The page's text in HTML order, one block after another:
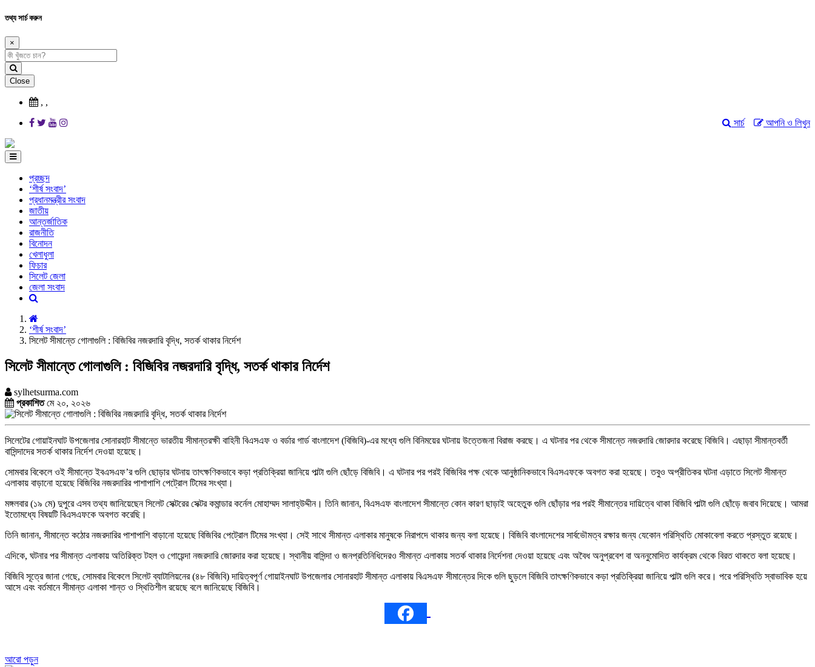
তথ্য সার্চ করুন
×
Close
, ,
আপনি ও লিখুন
সার্চ
প্রচ্ছদ
‘শীর্ষ সংবাদ’
প্রধানমন্ত্রীর সংবাদ
জাতীয়
আন্তর্জাতিক
রাজনীতি
বিনোদন
খেলাধুলা
ফিচার
সিলেট জেলা
জেলা সংবাদ
‘শীর্ষ সংবাদ’
সিলেট সীমান্তে গোলাগুলি : বিজিবির নজরদারি বৃদ্ধি, সতর্ক থাকার নির্দেশ
সিলেট সীমান্তে গোলাগুলি : বিজিবির নজরদারি বৃদ্ধি, সতর্ক থাকার নির্দেশ
sylhetsurma.com
প্রকাশিতমে ২০, ২০২৬
সিলেটের গোয়াইনঘাট উপজেলার সোনারহাট সীমান্তে ভারতীয় সীমান্তরক্ষী বাহিনী বিএসএফ ও বর্ডার গার্ড বাংলাদেশ (বিজিবি)-এর মধ্যে গুলি বিনিময়ের ঘটনায় উত্তেজনা বিরাজ করছে। এ ঘটনার পর থেকে সীমান্তে নজরদারি জোরদার করেছে বিজিবি। এছাড়া সীমান্তবর্তী
বাসিন্দাদের সতর্ক থাকার নির্দেশ দেওয়া হয়েছে।
সোমবার বিকেলে ওই সীমান্তে ইবএসএফ’র গুলি ছোড়ার ঘটনায় তাৎক্ষণিকভাবে কড়া প্রতিক্রিয়া জানিয়ে পাল্টা গুলি ছোঁড়ে বিজিবি। এ ঘটনার পর পরই বিজিবির পক্ষ থেকে আনুষ্ঠানিকভাবে বিএসএফকে অবগত করা হয়েছে। তবুও অপ্রীতিকর ঘটনা এড়াতে সিলেট সীমান্ত
এলাকায় বাড়ানো হয়েছে বিজিবির নজরদারির পাশাপাশি পেট্রোল টিমের সংখ্যা।
মঙ্গলবার (১৯ মে) দুপুরে এসব তথ্য জানিয়েছেন সিলেট সেক্টরের সেক্টর কমান্ডার কর্নেল মোহাম্মদ সালাহ্উদ্দীন। তিনি জানান, বিএসএফ বাংলাদেশ সীমান্তে কোন কারণ ছাড়াই অহেতুক গুলি ছোঁড়ার পর পরই সীমান্তের দায়িত্বে থাকা বিজিবি পাল্টা গুলি ছোঁড়ে জবাব দিয়েছে। আমরা
ইতোমধ্যে বিষয়টি বিএসএফকে অবগত করেছি।
তিনি জানান, সীমান্তে কঠোর নজরদারির পাশাপাশি বাড়ানো হয়েছে বিজিবির পেট্রোল টিমের সংখ্যা। সেই সাথে সীমান্ত এলাকার মানুষকে নিরাপদে থাকার জন্য বলা হয়েছে। বিজিবি বাংলাদেশের সার্বভৌমত্ব রক্ষার জন্য যেকোন পরিস্থিতি মোকাবেলা করতে প্রস্তুত রয়েছে।
এদিকে, ঘটনার পর সীমান্ত এলাকায় অতিরিক্ত টহল ও গোয়েন্দা নজরদারি জোরদার করা হয়েছে। স্থানীয় বাসিন্দা ও জনপ্রতিনিধিদেরও সীমান্ত এলাকায় সতর্ক থাকার নির্দেশনা দেওয়া হয়েছে এবং অবৈধ অনুপ্রবেশ বা অননুমোদিত কার্যক্রম থেকে বিরত থাকতে বলা হয়েছে।
বিজিবি সূত্রে জানা গেছে, সোমবার বিকেলে সিলেট ব্যাটালিয়নের (৪৮ বিজিবি) দায়িত্বপূর্ণ গোয়াইনঘাট উপজেলার সোনারহাট সীমান্ত এলাকায় বিএসএফ সীমান্তের দিকে গুলি ছুড়লে বিজিবি তাৎক্ষণিকভাবে কড়া প্রতিক্রিয়া জানিয়ে পাল্টা গুলি করে। পরে পরিস্থিতি স্বাভাবিক হয়ে
আসে এবং বর্তমানে সীমান্ত এলাকা শান্ত ও স্থিতিশীল রয়েছে বলে জানিয়েছে বিজিবি।
আরো পড়ুন